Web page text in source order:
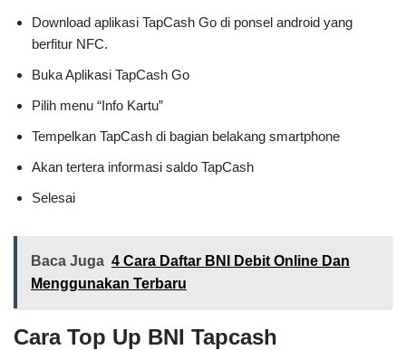
Download aplikasi TapCash Go di ponsel android yang
berfitur NFC.
Buka Aplikasi TapCash Go
Pilih menu “Info Kartu”
Tempelkan TapCash di bagian belakang smartphone
Akan tertera informasi saldo TapCash
Selesai
Baca Juga 4 Cara Daftar BNI Debit Online Dan
Menggunakan Terbaru
Cara Top Up BNI Tapcash